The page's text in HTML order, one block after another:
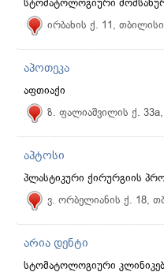
სტომატოლოგიური
ირბახის ქ. 11, თბილისი
აპოთეკა
აფთიაქი
ზ. ფალიაშვილის ქ.
აპტოსი
პლასტიკური ქირურგიის
ვ. ორბელიანის ქ. 18,
არია დენტი
სტომატოლოგიური